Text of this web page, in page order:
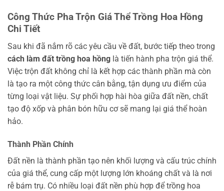
Công Thức Pha Trộn Giá Thể Trồng Hoa Hồng
Chi Tiết
Sau khi đã nắm rõ các yêu cầu về đất, bước tiếp theo trong
cách làm đất trồng hoa hồng là tiến hành pha trộn giá thể.
Việc trộn đất không chỉ là kết hợp các thành phần mà còn
là tạo ra một công thức cân bằng, tận dụng ưu điểm của
từng loại vật liệu. Sự phối hợp hài hòa giữa đất nền, chất
tạo độ xốp và phân bón hữu cơ sẽ mang lại giá thể hoàn
hảo.
Thành Phần Chính
Đất nền là thành phần tạo nên khối lượng và cấu trúc chính
của giá thể, cung cấp một lượng lớn khoáng chất và là nơi
rễ bám trụ. Có nhiều loại đất nền phù hợp để trồng hoa